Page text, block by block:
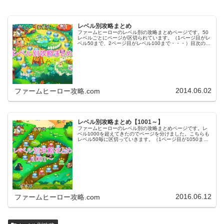
レベル別攻略まとめ
ファームヒーローのレベル別の攻略まとめページです。50
レベルごとにページが区切られています。（1ページ目がレ
ベル50まで、2ページ目がレベル100まで・・・）目次のリ
ファームヒーロー攻略.com 2014.06.02
レベル別攻略まとめ【1001～】
ファームヒーローのレベル別の攻略まとめページです。レ
ベル1000を超えてきたのでページを分けました。こちらも
レベル50毎に区切っていきます。（1ページ目が1050ま
ファームヒーロー攻略.com 2016.06.12